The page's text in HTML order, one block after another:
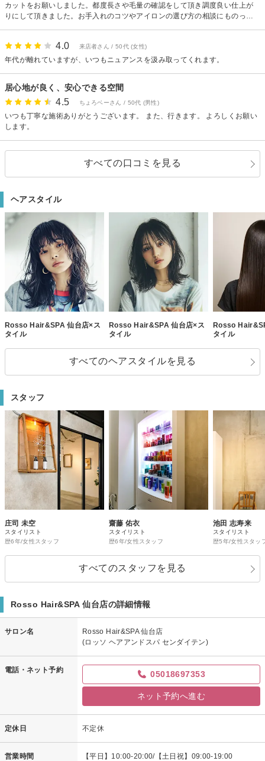
カットをお願いしました。都度長さや毛量の確認をして頂き調度良い仕上が
りにして頂きました。お手入れのコツやアイロンの選び方の相談にものって
4.0 来店者さん / 50代 (女性)
年代が離れていますが、いつもニュアンスを汲み取ってくれます。
居心地が良く、安心できる空間
4.5 ちょろベーさん / 50代 (男性)
いつも丁寧な施術ありがとうございます。 また、行きます。 よろしくお願い
します。
すべての口コミを見る
ヘアスタイル
Rosso Hair&SPA 仙台店×ス
タイル
Rosso Hair&SPA 仙台店×ス
タイル
Rosso
タイル
すべてのヘアスタイルを見る
スタッフ
庄司 未空
スタイリスト
歴6年/女性スタッフ
齋藤 佑衣
スタイリスト
歴6年/女性スタッフ
池田 志寿来
スタイリスト
歴5年/女性スタッ
すべてのスタッフを見る
Rosso Hair&SPA 仙台店の詳細情報
サロン名
Rosso Hair&SPA 仙台店
(ロッソ ヘアアンドスパ センダイテン)
電話・ネット予約 05018697353
ネット予約へ進む
定休日 不定休
営業時間 【平日】10:00-20:00/【土日祝】09:00-19:00